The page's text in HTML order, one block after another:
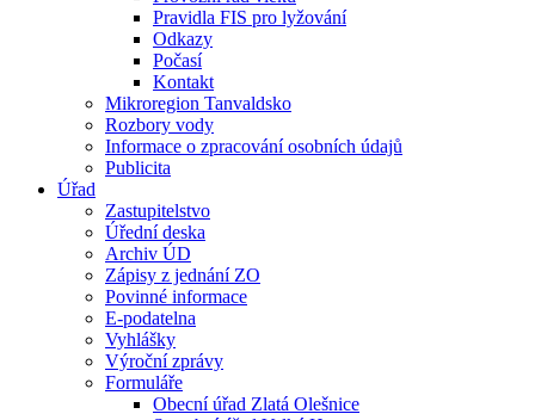
Pravidla FIS pro lyžování
Odkazy
Počasí
Kontakt
Mikroregion Tanvaldsko
Rozbory vody
Informace o zpracování osobních údajů
Publicita
Úřad
Zastupitelstvo
Úřední deska
Archiv ÚD
Zápisy z jednání ZO
Povinné informace
E-podatelna
Vyhlášky
Výroční zprávy
Formuláře
Obecní úřad Zlatá Olešnice